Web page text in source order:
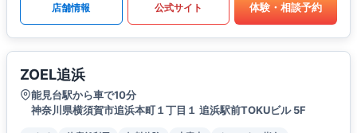
店舗情報 公式サイト 体験・相談予約
ZOEL追浜
能見台駅から車で10分
神奈川県横須賀市追浜本町１丁目１ 追浜駅前TOKUビル 5F